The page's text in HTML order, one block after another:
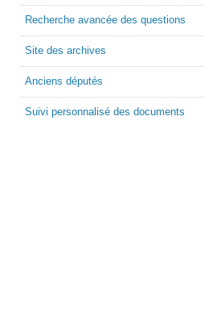
Recherche avancée des questions
Site des archives
Anciens députés
Suivi personnalisé des documents